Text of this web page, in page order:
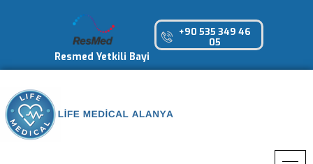
Resmed Yetkili Bayi
+90 535 349 46
05